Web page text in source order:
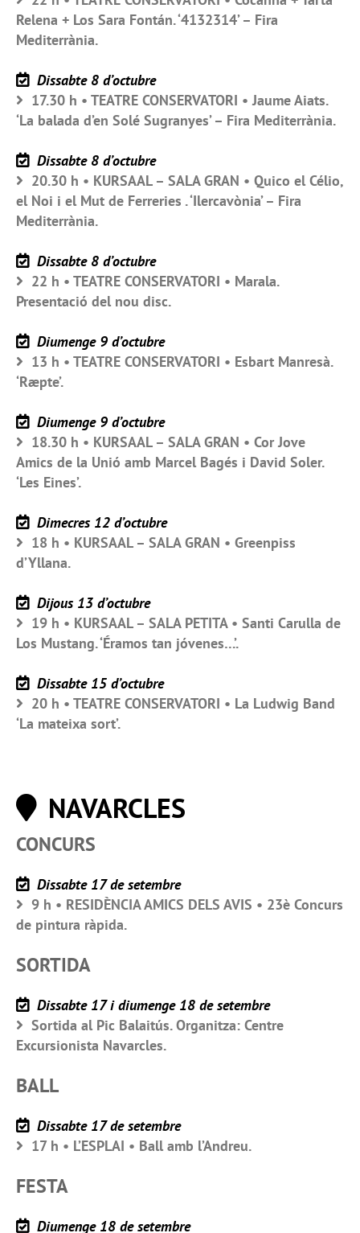
Relena + Los Sara Fontán. ‘4132314’ – Fira
Mediterrània.
Dissabte 8 d’octubre
17.30 h • TEATRE CONSERVATORI • Jaume Aiats.
‘La balada d’en Solé Sugranyes’ – Fira Mediterrània.
Dissabte 8 d’octubre
20.30 h • KURSAAL – SALA GRAN • Quico el Célio,
el Noi i el Mut de Ferreries . ‘Ilercavònia’ – Fira
Mediterrània.
Dissabte 8 d’octubre
22 h • TEATRE CONSERVATORI • Marala.
Presentació del nou disc.
Diumenge 9 d’octubre
13 h • TEATRE CONSERVATORI • Esbart Manresà.
‘Ræpte’.
Diumenge 9 d’octubre
18.30 h • KURSAAL – SALA GRAN • Cor Jove
Amics de la Unió amb Marcel Bagés i David Soler.
‘Les Eines’.
Dimecres 12 d’octubre
18 h • KURSAAL – SALA GRAN • Greenpiss
d’Yllana.
Dijous 13 d’octubre
19 h • KURSAAL – SALA PETITA • Santi Carulla de
Los Mustang. ‘Éramos tan jóvenes…’.
Dissabte 15 d’octubre
20 h • TEATRE CONSERVATORI • La Ludwig Band
‘La mateixa sort’.
NAVARCLES
CONCURS
Dissabte 17 de setembre
9 h • RESIDÈNCIA AMICS DELS AVIS • 23è Concurs
de pintura ràpida.
SORTIDA
Dissabte 17 i diumenge 18 de setembre
Sortida al Pic Balaitús. Organitza: Centre
Excursionista Navarcles.
BALL
Dissabte 17 de setembre
17 h • L’ESPLAI • Ball amb l’Andreu.
FESTA
Diumenge 18 de setembre